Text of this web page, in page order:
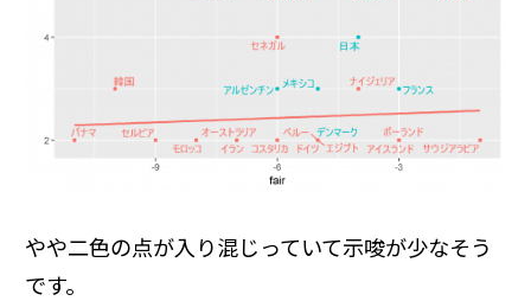
やや二色の点が入り混じっていて示唆が少なそう
です。